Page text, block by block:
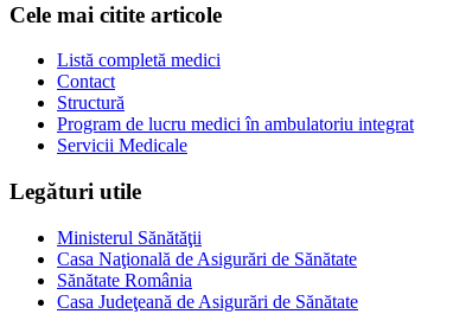
Cele mai citite articole
Listă completă medici
Contact
Structură
Program de lucru medici în ambulatoriu integrat
Servicii Medicale
Legături utile
Ministerul Sănătăţii
Casa Naţională de Asigurări de Sănătate
Sănătate România
Casa Judeţeană de Asigurări de Sănătate